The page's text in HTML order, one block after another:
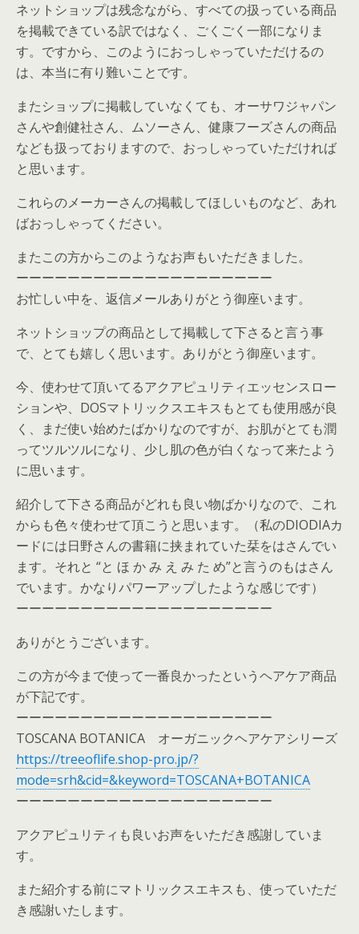
ネットショップは残念ながら、すべての扱っている商品
を掲載できている訳ではなく、ごくごく一部になりま
す。ですから、このようにおっしゃっていただけるの
は、本当に有り難いことです。
またショップに掲載していなくても、オーサワジャパン
さんや創健社さん、ムソーさん、健康フーズさんの商品
なども扱っておりますので、おっしゃっていただければ
と思います。
これらのメーカーさんの掲載してほしいものなど、あれ
ばおっしゃってください。
またこの方からこのようなお声もいただきました。
ーーーーーーーーーーーーーーーーーーーー
お忙しい中を、返信メールありがとう御座います。
ネットショップの商品として掲載して下さると言う事
で、とても嬉しく思います。ありがとう御座います。
今、使わせて頂いてるアクアピュリティエッセンスロー
ションや、DOSマトリックスエキスもとても使用感が良
く、まだ使い始めたばかりなのですが、お肌がとても潤
ってツルツルになり、少し肌の色が白くなって来たよう
に思います。
紹介して下さる商品がどれも良い物ばかりなので、これ
からも色々使わせて頂こうと思います。（私のDIODIAカ
ードには日野さんの書籍に挟まれていた栞をはさんでい
ます。それと “と ほ か み え み た め”と言うのもはさん
でいます。かなりパワーアップしたような感じです）
ーーーーーーーーーーーーーーーーーーーー
ありがとうございます。
この方が今まで使って一番良かったというヘアケア商品
が下記です。
ーーーーーーーーーーーーーーーーーーーー
TOSCANA BOTANICA オーガニックヘアケアシリーズ
https://treeoflife.shop-pro.jp/?
mode=srh&cid=&keyword=TOSCANA+BOTANICA
ーーーーーーーーーーーーーーーーーーーー
アクアピュリティも良いお声をいただき感謝していま
す。
また紹介する前にマトリックスエキスも、使っていただ
き感謝いたします。